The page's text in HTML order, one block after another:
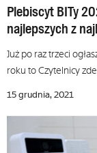
Plebiscyt BITy
najlepszych z
Już po raz trzeci
roku to Czytelnicy
15 grudnia, 2021